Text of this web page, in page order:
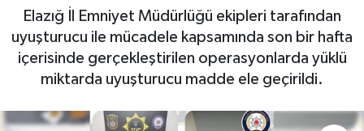
Elazığ İl Emniyet Müdürlüğü ekipleri tarafından
uyuşturucu ile mücadele kapsamında son bir hafta
içerisinde gerçekleştirilen operasyonlarda yüklü
miktarda uyuşturucu madde ele geçirildi.
EKONOMİ
ELAZIĞ
Haber Arşivi